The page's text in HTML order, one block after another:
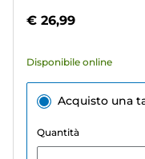
59
€ 26,99
Disponibile online
Acquisto una
Quantità